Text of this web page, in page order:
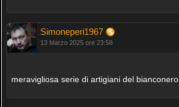
Simoneperi1967
13 Marzo 2025 ore 23:58
meravigliosa serie di artigiani del bianconero